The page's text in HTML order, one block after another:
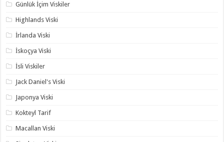
Günlük İçim Viskiler
Highlands Viski
İrlanda Viski
İskoçya Viski
İsli Viskiler
Jack Daniel's Viski
Japonya Viski
Kokteyl Tarif
Macallan Viski